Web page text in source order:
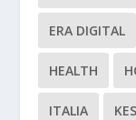
ERA DIGITAL
HEALTH
ITALIA